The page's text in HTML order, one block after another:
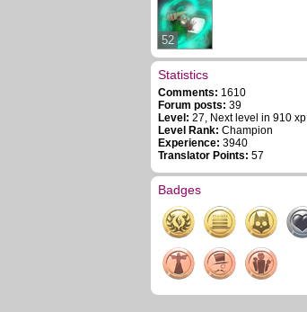
52
Statistics
Comments: 1610
Forum posts: 39
Level: 27, Next level in 910 xp
Level Rank: Champion
Experience: 3940
Translator Points: 57
Badges